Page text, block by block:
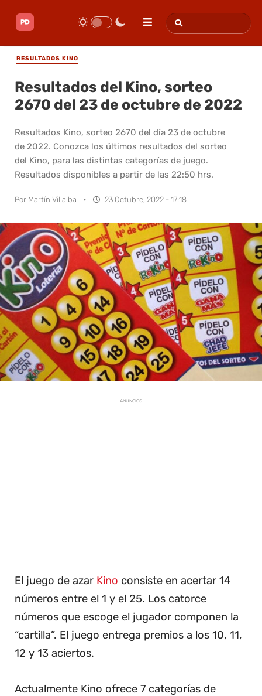
RESULTADOS KINO
Resultados del Kino, sorteo
2670 del 23 de octubre de 2022
Resultados Kino, sorteo 2670 del día 23 de octubre
de 2022. Conozca los últimos resultados del sorteo
del Kino, para las distintas categorías de juego.
Resultados disponibles a partir de las 22:50 hrs.
Por Martín Villalba · 23 Octubre, 2022 - 17:18
ANUNCIOS
El juego de azar Kino consiste en acertar 14
números entre el 1 y el 25. Los catorce
números que escoge el jugador componen la
“cartilla”. El juego entrega premios a los 10, 11,
12 y 13 aciertos.
Actualmente Kino ofrece 7 categorías de